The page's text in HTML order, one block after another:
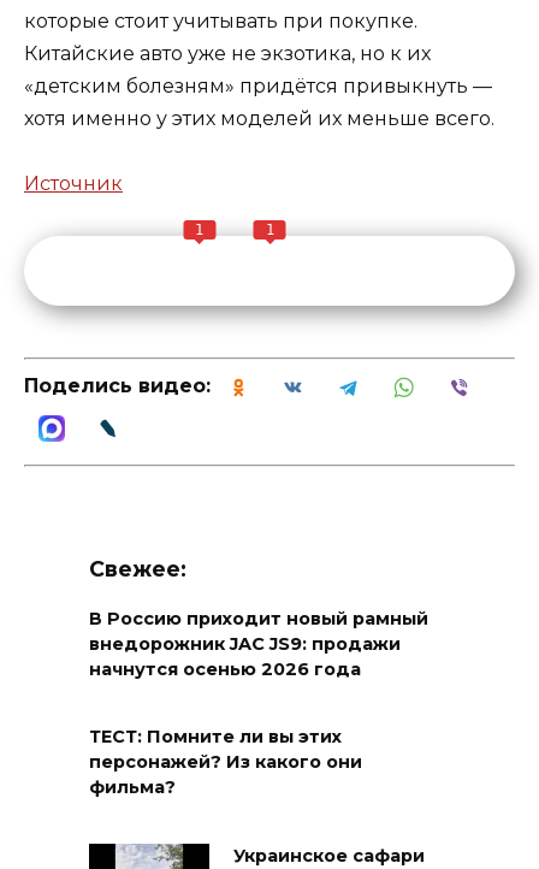
которые стоит учитывать при покупке.
Китайские авто уже не экзотика, но к их
«детским болезням» придётся привыкнуть —
хотя именно у этих моделей их меньше всего.
Источник
1 1
Поделись видео:
Свежее:
В Россию приходит новый рамный
внедорожник JAC JS9: продажи
начнутся осенью 2026 года
ТЕСТ: Помните ли вы этих
персонажей? Из какого они
фильма?
Украинское сафари